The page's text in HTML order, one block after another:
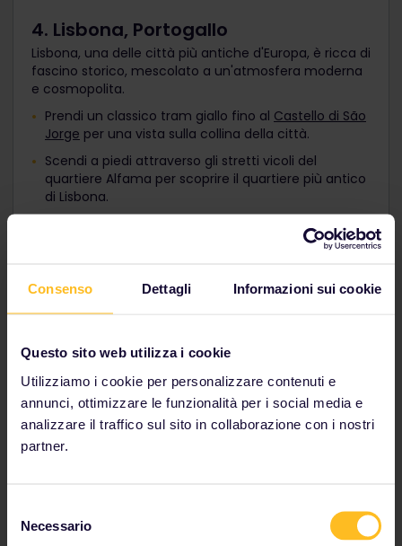
Consenso Dettagli Informazioni sui cookie
Questo sito web utilizza i cookie
Utilizziamo i cookie per personalizzare contenuti e
annunci, ottimizzare le funzionalità per i social media e
analizzare il traffico sul sito in collaborazione con i nostri
partner.
delNecessario
4. Lisbona, Portogallo
Lisbona, una delle città più antiche d'Europa, è ricca di
fascino storico, mescolato a un'atmosfera moderna
e cosmopolita.
Prendi un classico tram giallo fino al Castello di São
Jorge per una vista sulla collina della città.
Scendi a piedi attraverso gli stretti vicoli del
quartiere Alfama per scoprire il quartiere più antico
di Lisbona.
Non lasciare Lisbona senza aver provato i "pastéis
de nata". Questi deliziosi pasticcini alla crema sono
Prendi un treno diretto da Lisbona a Sintra. Tempo di